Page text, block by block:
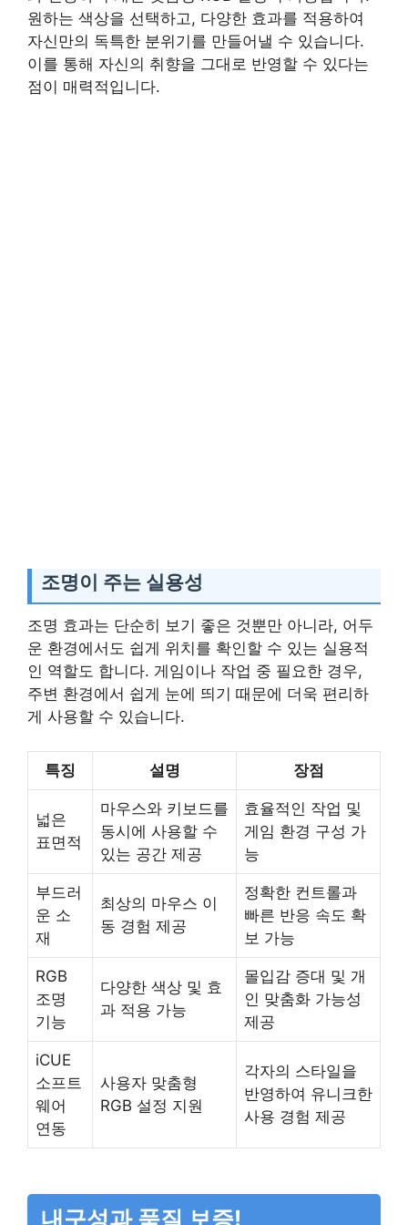
원하는 색상을 선택하고, 다양한 효과를 적용하여
자신만의 독특한 분위기를 만들어낼 수 있습니다.
이를 통해 자신의 취향을 그대로 반영할 수 있다는
점이 매력적입니다.
조명이 주는 실용성
조명 효과는 단순히 보기 좋은 것뿐만 아니라, 어두
운 환경에서도 쉽게 위치를 확인할 수 있는 실용적
인 역할도 합니다. 게임이나 작업 중 필요한 경우,
주변 환경에서 쉽게 눈에 띄기 때문에 더욱 편리하
게 사용할 수 있습니다.
특징 설명 장점
넓은
표면적
마우스와 키보드를
동시에 사용할 수
있는 공간 제공
효율적인 작업 및
게임 환경 구성 가
능
부드러
운 소
재
최상의 마우스 이
동 경험 제공
정확한 컨트롤과
빠른 반응 속도 확
보 가능
RGB
조명
기능
다양한 색상 및 효
과 적용 가능
몰입감 증대 및 개
인 맞춤화 가능성
제공
iCUE
소프트
웨어
연동
사용자 맞춤형
RGB 설정 지원
각자의 스타일을
반영하여 유니크한
사용 경험 제공
내구성과 품질 보증!